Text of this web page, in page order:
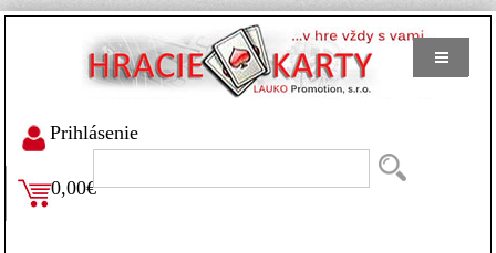
Prihlásenie
0,00€